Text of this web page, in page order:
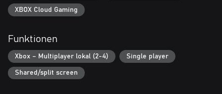
XBOX Cloud Gaming
Funktionen
Xbox – Multiplayer lokal (2-4) Single player
Shared/split screen